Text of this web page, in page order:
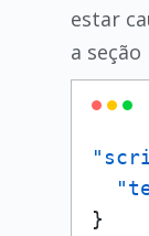
estar
a seção
}